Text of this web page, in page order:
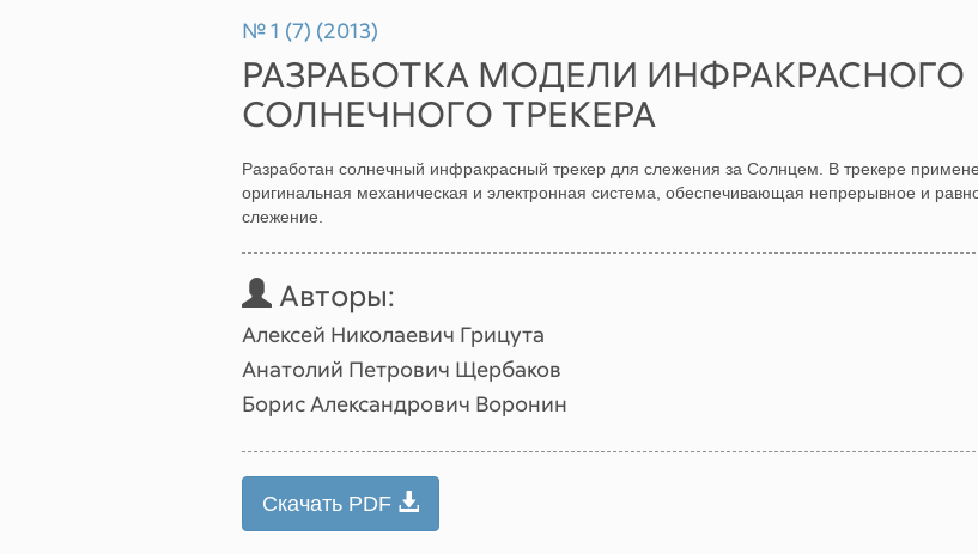
№ 1 (7) (2013)
РАЗРАБОТКА МОДЕЛИ ИНФРАКРАСНОГО
СОЛНЕЧНОГО ТРЕКЕРА
Разработан солнечный инфракрасный трекер для слежения за Солнцем. В трекере
оригинальная механическая и электронная система, обеспечивающая непрерывное и
слежение.
Авторы:
Алексей Николаевич Грицута
Анатолий Петрович Щербаков
Борис Александрович Воронин
Скачать PDF